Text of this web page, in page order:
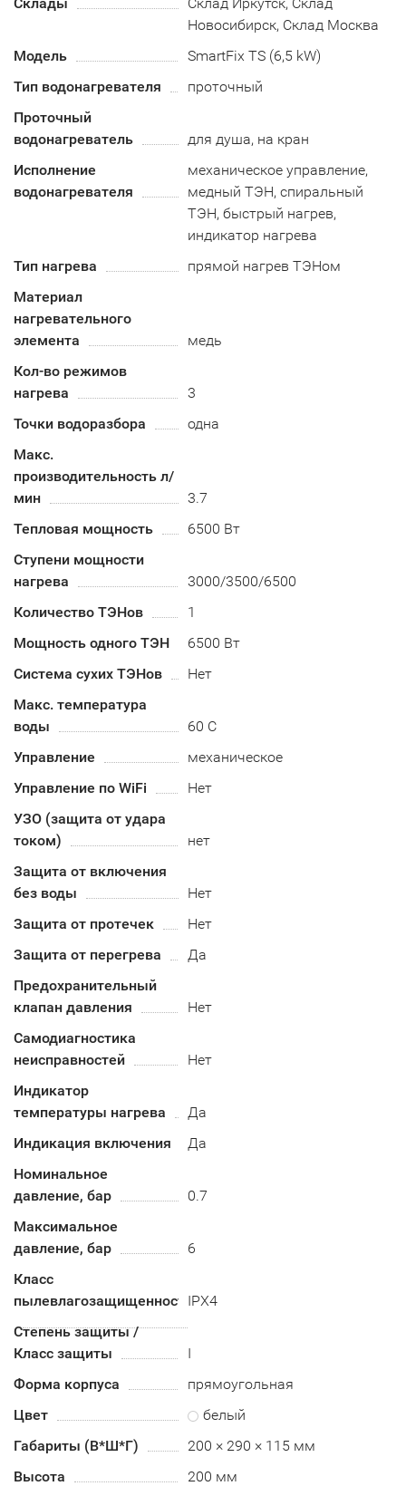
Новосибирск, Склад Москва
Модель
SmartFix TS (6,5 kW)
Тип водонагревателя
проточный
Проточный
водонагреватель
для душа, на кран
Исполнение
водонагревателя
механическое управление,
медный ТЭН, спиральный
ТЭН, быстрый нагрев,
индикатор нагрева
Тип нагрева
прямой нагрев ТЭНом
Материал
нагревательного
элемента
медь
Кол-во режимов
нагрева
3
Точки водоразбора
одна
Макс.
производительность л/
мин
3.7
Тепловая мощность
6500 Вт
Ступени мощности
нагрева
3000/3500/6500
Количество ТЭНов
1
Мощность одного ТЭН
6500 Вт
Система сухих ТЭНов
Нет
Макс. температура
воды
60 С
Управление
механическое
Управление по WiFi
Нет
УЗО (защита от удара
током)
нет
Защита от включения
без воды
Нет
Защита от протечек
Нет
Защита от перегрева
Да
Предохранительный
клапан давления
Нет
Самодиагностика
неисправностей
Нет
Индикатор
температуры нагрева
Да
Индикация включения
Да
Номинальное
давление, бар
0.7
Максимальное
давление, бар
6
Класс
пылевлагозащищенностиIPX4
Степень защиты /
Класс защиты
I
Форма корпуса
прямоугольная
Цвет
белый
Габариты (В*Ш*Г)
200 × 290 × 115 мм
Высота
200 мм